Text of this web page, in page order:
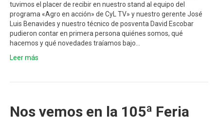
tuvimos el placer de recibir en nuestro stand al equipo del
programa «Agro en acción» de CyL TV» y nuestro gerente José
Luis Benavides y nuestro técnico de posventa David Escobar
pudieron contar en primera persona quiénes somos, qué
hacemos y qué novedades traíamos bajo…
Leer más
Nos vemos en la 105ª Feria